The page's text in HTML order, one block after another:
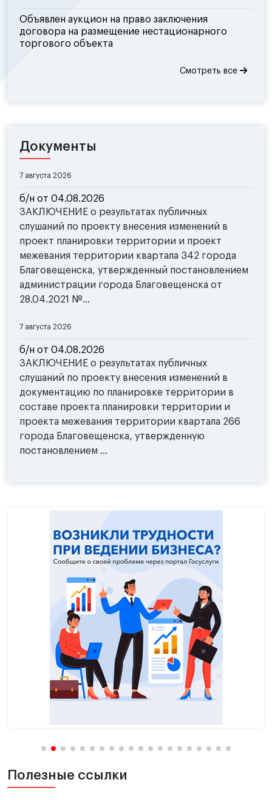
Объявлен аукцион на право заключения
договора на размещение нестационарного
торгового объекта
Смотреть все
Документы
7 августа 2026
б/н от 04.08.2026
ЗАКЛЮЧЕНИЕ о результатах публичных
слушаний по проекту внесения изменений в
проект планировки территории и проект
межевания территории квартала 342 города
Благовещенска, утвержденный постановлением
администрации города Благовещенска от
28.04.2021 №...
7 августа 2026
б/н от 04.08.2026
ЗАКЛЮЧЕНИЕ о результатах публичных
слушаний по проекту внесения изменений в
документацию по планировке территории в
составе проекта планировки территории и
проекта межевания территории квартала 266
города Благовещенска, утвержденную
постановлением ...
Полезные ссылки